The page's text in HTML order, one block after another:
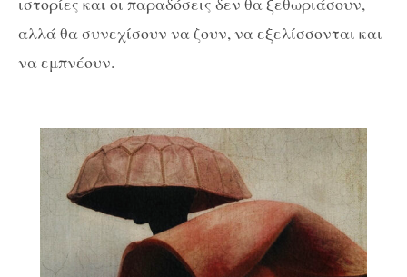
αλλά θα συνεχίσουν να ζουν, να εξελίσσονται και
να εμπνέουν.